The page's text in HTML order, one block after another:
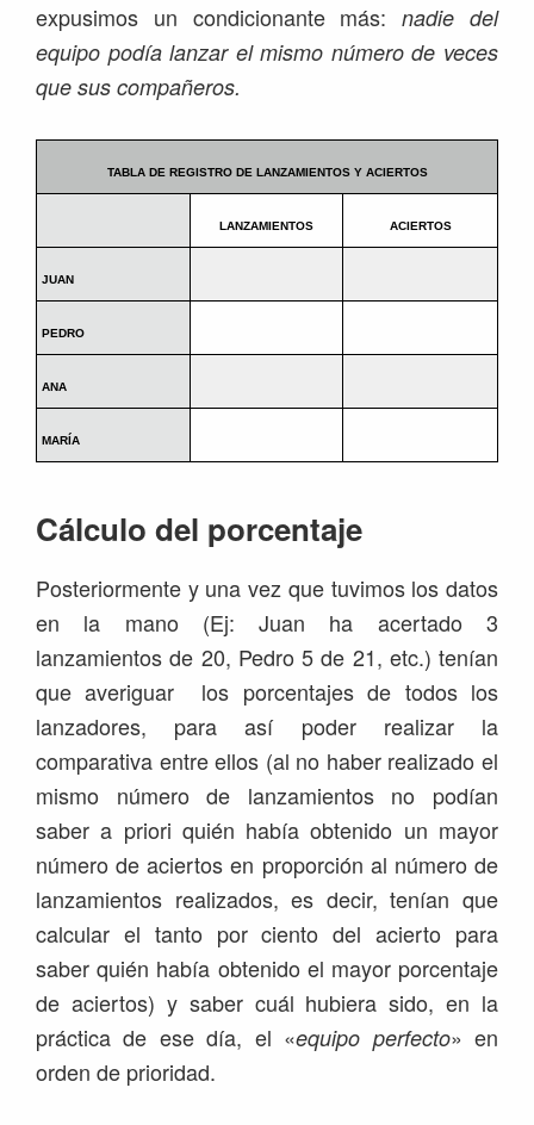
expusimos un condicionante más:nadie del
equipo podía lanzar el mismo número de veces
que sus compañeros.
TABLA DE REGISTRO DE LANZAMIENTOS Y ACIERTOS
LANZAMIENTOS ACIERTOS
JUAN
PEDRO
ANA
MARÍA
Cálculo del porcentaje
Posteriormente y una vez que tuvimos los datos
en la mano (Ej: Juan ha acertado 3
lanzamientos de 20, Pedro 5 de 21, etc.) tenían
que averiguar los porcentajes de todos los
lanzadores, para así poder realizar la
comparativa entre ellos (al no haber realizado el
mismo número de lanzamientos no podían
saber a priori quién había obtenido un mayor
número de aciertos en proporción al número de
lanzamientos realizados, es decir, tenían que
calcular el tanto por ciento del acierto para
saber quién había obtenido el mayor porcentaje
de aciertos) y saber cuál hubiera sido, en la
práctica de ese día, el «equipo perfecto» en
orden de prioridad.